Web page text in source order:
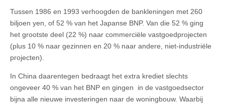
Tussen 1986 en 1993 verhoogden de bankleningen met 260
biljoen yen, of 52 % van het Japanse BNP. Van die 52 % ging
het grootste deel (22 %) naar commerciële vastgoedprojecten
(plus 10 % naar gezinnen en 20 % naar andere, niet-industriële
projecten).
In China daarentegen bedraagt het extra krediet slechts
ongeveer 40 % van het BNP en gingen in de vastgoedsector
bijna alle nieuwe investeringen naar de woningbouw. Waarbij